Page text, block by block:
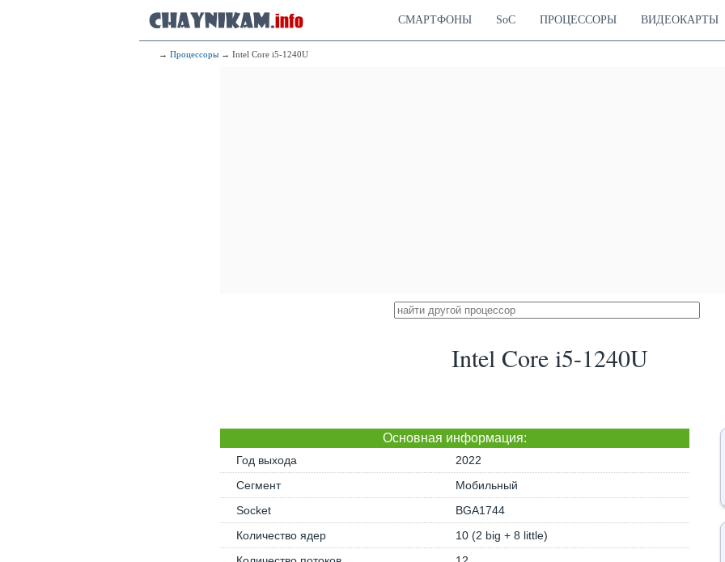
СМАРТФОНЫ SoC ПРОЦЕССОРЫ ВИДЕОКАРТЫ
→ Процессоры → Intel Core i5-1240U
Intel Core i5-1240U
Основная информация:
Год выхода
2022
Сегмент
Мобильный
Socket
BGA1744
Количество ядер
10 (2 big + 8 little)